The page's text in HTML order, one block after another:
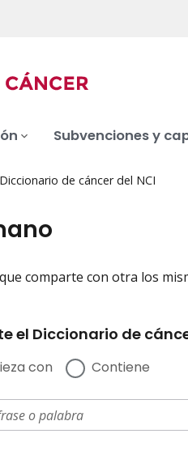
Subvenciones y
Diccionario de cáncer del NCI
comparte con otra los
el Diccionario de
con Contiene